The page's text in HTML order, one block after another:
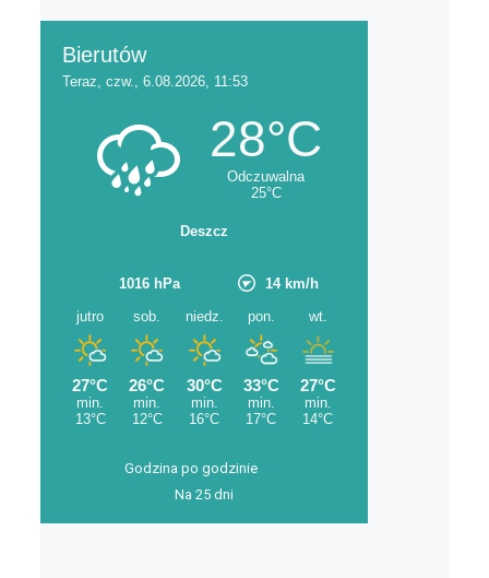
Godzina po godzinie
Na 25 dni